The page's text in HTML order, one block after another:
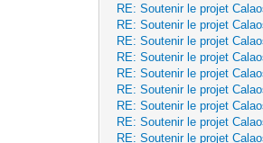
RE: Soutenir le projet
RE: Soutenir le projet
RE: Soutenir le projet
RE: Soutenir le projet
RE: Soutenir le projet
RE: Soutenir le projet
RE: Soutenir le projet
RE: Soutenir le projet
RE: Soutenir le projet